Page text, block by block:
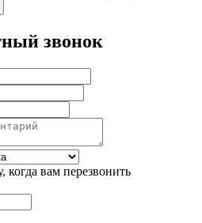
звонок
когда вам перезвонить